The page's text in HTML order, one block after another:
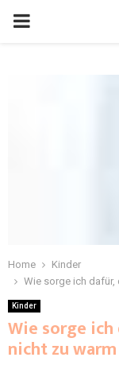
Home
Kinder
Wie sorge ich dafür,
Kinder
Wie sorge ich
nicht zu